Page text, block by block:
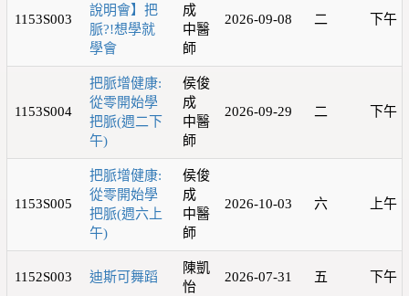
1153S003
說明會】把
脈?!想學就
學會
成
中醫
師
2026-09-08 二 下午
1153S004
把脈增健康:
從零開始學
把脈(週二下
午)
侯俊
成
中醫
師
2026-09-29 二 下午
1153S005
把脈增健康:
從零開始學
把脈(週六上
午)
侯俊
成
中醫
師
2026-10-03 六 上午
1152S003 迪斯可舞蹈
陳凱
怡
2026-07-31 五 下午